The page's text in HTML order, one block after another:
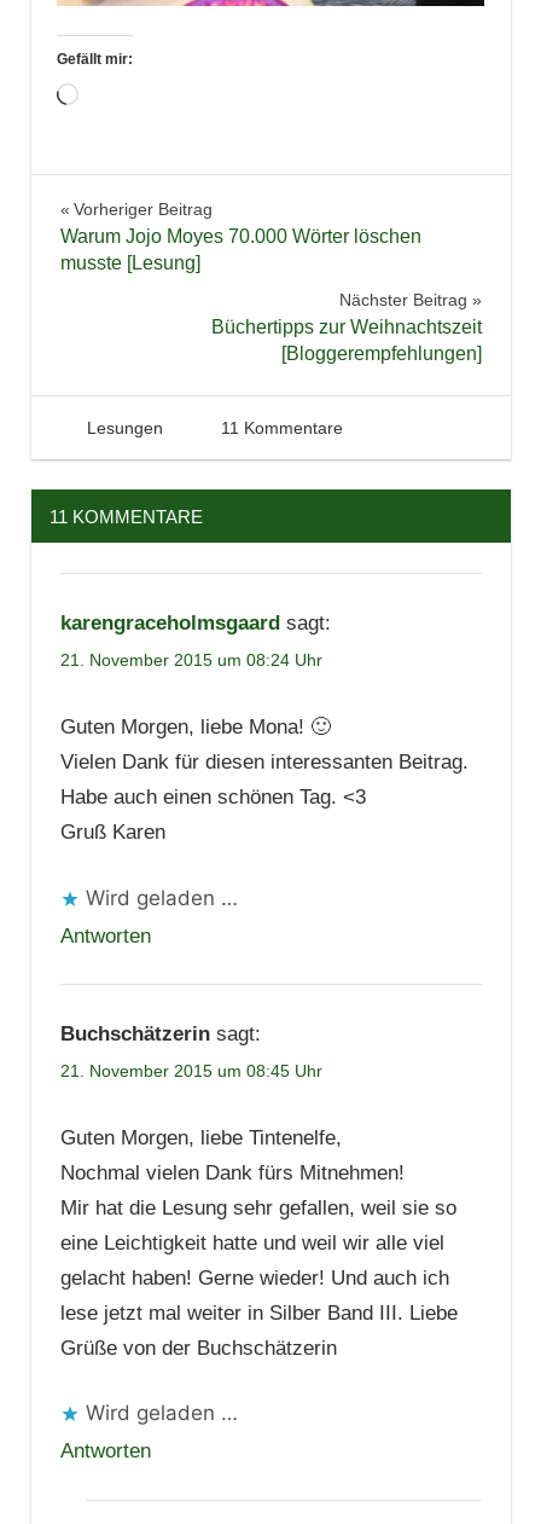
Gefällt mir:
Wird
Beitragsnavigation
Vorheriger Beitrag
Warum Jojo Moyes 70.000 Wörter löschen
musste [Lesung]
Nächster Beitrag
Büchertipps zur Weihnachtszeit
[Bloggerempfehlungen]
21. November 2015
Tintenhain
Lesungen 11 Kommentare
11 KOMMENTARE
karengraceholmsgaard sagt:
21. November 2015 um 08:24 Uhr
Guten Morgen, liebe Mona! 🙂
Vielen Dank für diesen interessanten Beitrag.
Habe auch einen schönen Tag. <3
Gruß Karen
Wird geladen …
Antworten
Buchschätzerin sagt:
21. November 2015 um 08:45 Uhr
Guten Morgen, liebe Tintenelfe,
Nochmal vielen Dank fürs Mitnehmen!
Mir hat die Lesung sehr gefallen, weil sie so
eine Leichtigkeit hatte und weil wir alle viel
gelacht haben! Gerne wieder! Und auch ich
lese jetzt mal weiter in Silber Band III. Liebe
Grüße von der Buchschätzerin
Wird geladen …
Antworten